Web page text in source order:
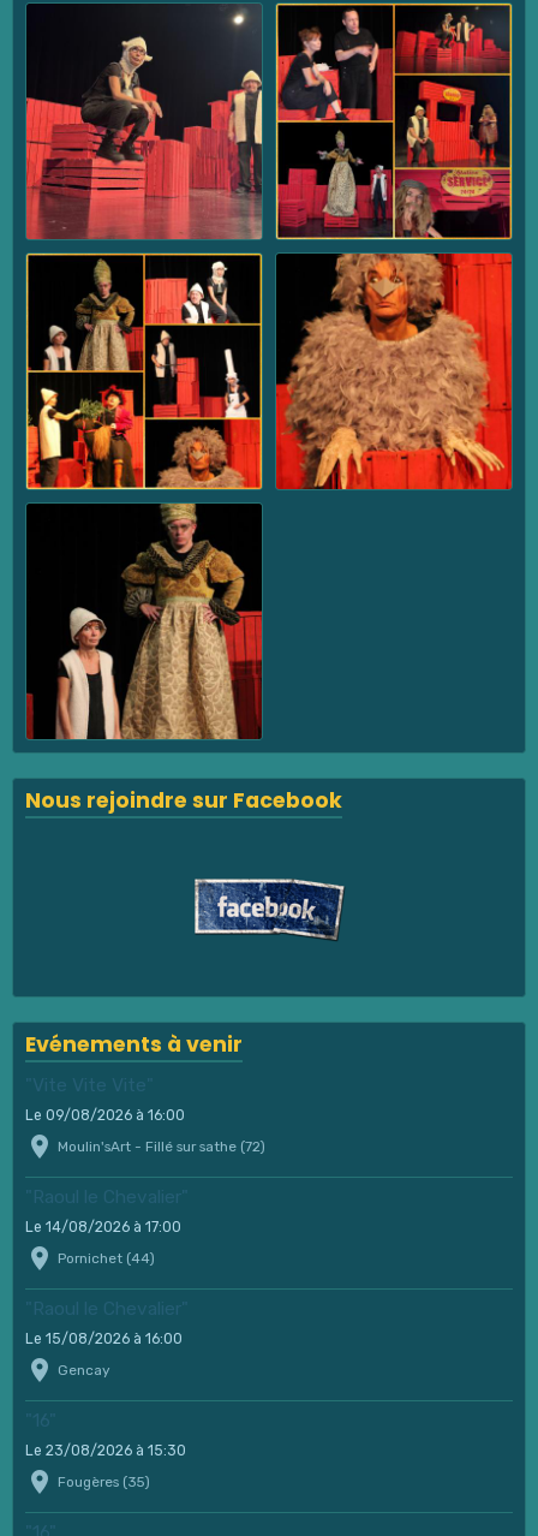
Nous rejoindre sur Facebook
Evénements à venir
"Vite Vite Vite"
Le 09/08/2026 à 16:00
Moulin'sArt - Fillé sur sathe (72)
"Raoul le Chevalier"
Le 14/08/2026 à 17:00
Pornichet (44)
"Raoul le Chevalier"
Le 15/08/2026 à 16:00
Gencay
"16"
Le 23/08/2026 à 15:30
Fougères (35)